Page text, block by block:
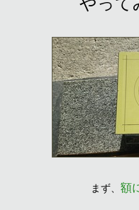
まず、 額